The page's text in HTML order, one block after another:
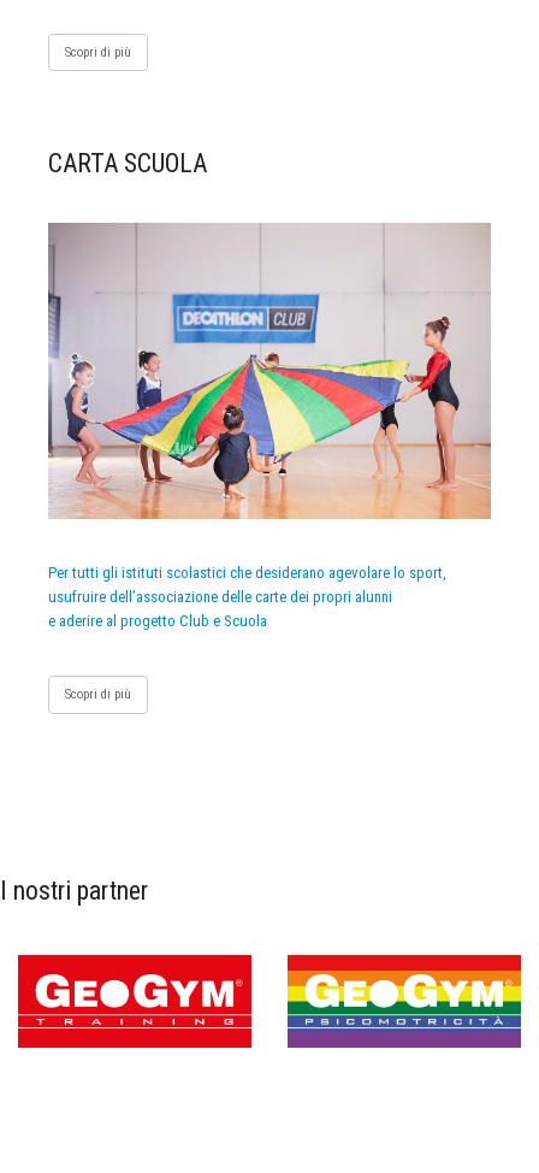
Scopri di più
CARTA SCUOLA
Per tutti gli istituti scolastici che desiderano agevolare lo sport,
usufruire dell’associazione delle carte dei propri alunni
e aderire al progetto Club e Scuola
Scopri di più
I nostri partner